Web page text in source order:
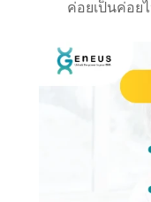
ค่อยเป็นค่อย